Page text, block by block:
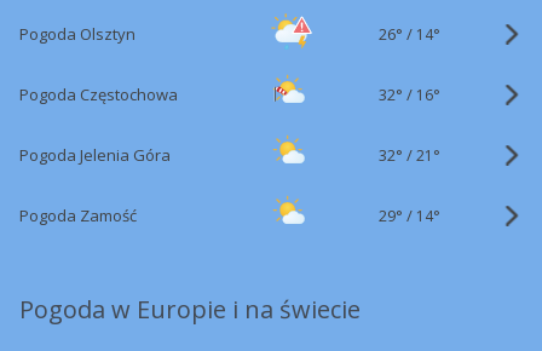
Pogoda Olsztyn 26° / 14°
Pogoda Częstochowa 32° / 16°
Pogoda Jelenia Góra 32° /21°
Pogoda Zamość 29° / 14°
Pogoda w Europie i na świecie